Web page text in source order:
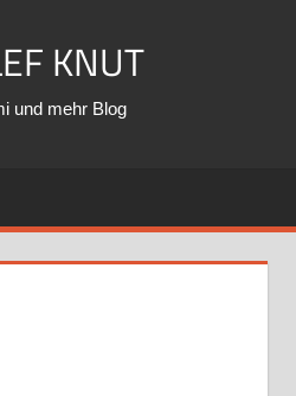
KNUT
und mehr Blog